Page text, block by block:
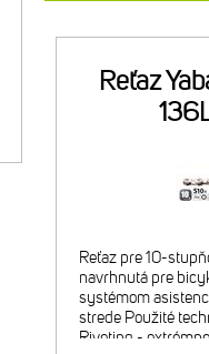
Reťaz
Reťaz pre 10-
navrhnutá pre
systémom
strede Použité
Riveting -